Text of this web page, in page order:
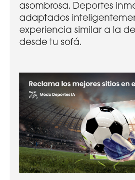
asombrosa. Deportes
adaptados
experiencia similar a la
desde tu sofá.